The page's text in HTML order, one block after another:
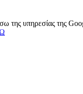
της υπηρεσίας